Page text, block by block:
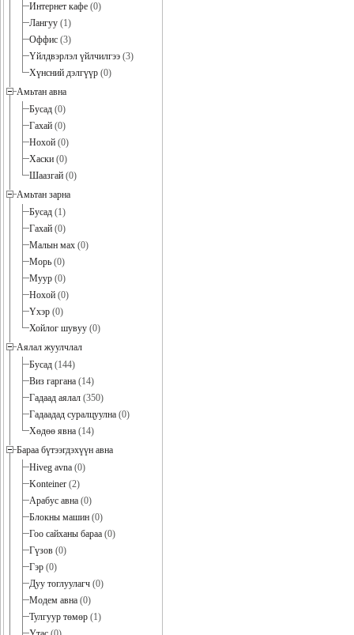
Интернет кафе (0)
Лангуу (1)
Оффис (3)
Үйлдвэрлэл үйлчилгээ (3)
Хүнсний дэлгүүр (0)
Амьтан авна
Бусад (0)
Гахай (0)
Нохой (0)
Хаски (0)
Шаазгай (0)
Амьтан зарна
Бусад (1)
Гахай (0)
Малын мах (0)
Морь (0)
Муур (0)
Нохой (0)
Үхэр (0)
Хойлог шувуу (0)
Аялал жуулчлал
Бусад (144)
Виз гаргана (14)
Гадаад аялал (350)
Гадаадад суралцуулна (0)
Хөдөө явна (14)
Бараа бүтээгдэхүүн авна
Hiveg avna (0)
Konteiner (2)
Арабус авна (0)
Блокны машин (0)
Гоо сайханы бараа (0)
Гүзов (0)
Гэр (0)
Дуу тоглуулагч (0)
Модем авна (0)
Тулгуур төмөр (1)